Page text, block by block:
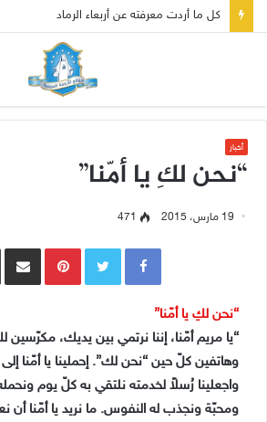
صلاة إلى مريم سلطانة السلام لتهدئة الغضب
أخبار
“نحن لكِ يا أمّنا”
19 مارس، 2015 471
Pinterest
“نحن لكِ يا أمّنا”
“يا مريم أمّنا، إننا نرتمي بين يديك، مكرّسين
وهاتفين كلّ حين “نحن لك”. إحملينا يا أمّنا
واجعلينا رُسلاً لخدمته نلتقي به كلّ يوم
ومحبّة ونجذب له النفوس. ما نريد يا أمّنا